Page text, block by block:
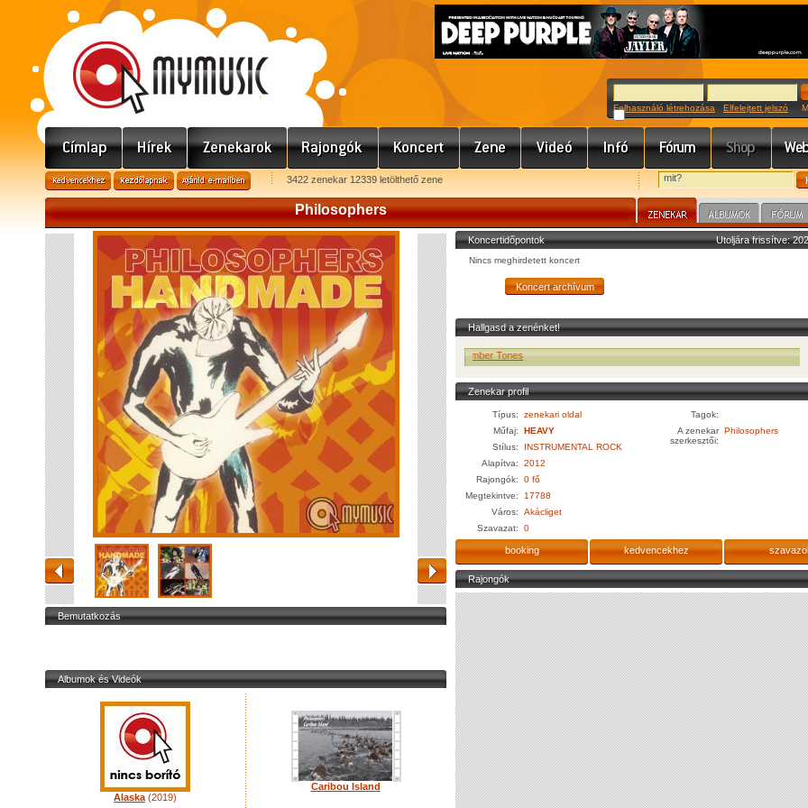
Felhasználó létrehozása Elfelejtett jelszó
3422 zenekar 12339 letölthető zene
Philosophers
Bemutatkozás
Albumok és Videók
Alaska (2019)
Caribou Island
Utoljára frissítve:
Koncertidőpontok
Nincs meghirdetett koncert
Hallgasd a zenénket!
Philosophers - Timber Tones
Zenekar profil
Típus:
zenekari oldal
Műfaj:
HEAVY
Stílus:
INSTRUMENTAL ROCK
Alapítva:
2012
Rajongók:
0 fő
Megtekintve:
17788
Város:
Akácliget
Szavazat:
0
Tagok:
A zenekar
szerkesztői:
Philosophers
booking kedvencekhez
Rajongók